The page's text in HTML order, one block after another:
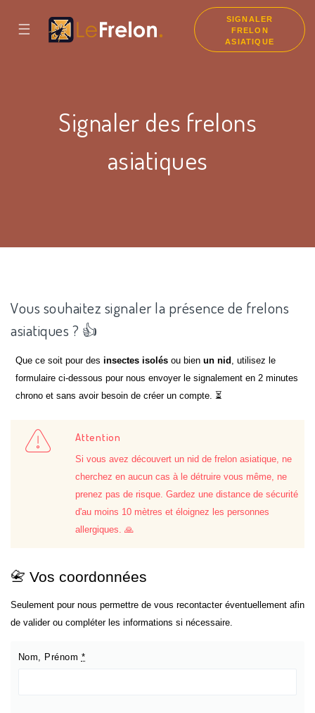
☰
SIGNALER
FRELON
ASIATIQUE
Signaler des frelons
asiatiques
Vous souhaitez signaler la présence de frelons
asiatiques ? 👍
Que ce soit pour desinsectes isolés ou bienun nid , utilisez le
formulaire ci-dessous pour nous envoyer le signalement en 2 minutes
chrono et sans avoir besoin de créer un compte. ⏳
Attention
Si vous avez découvert un nid de frelon asiatique, ne
cherchez en aucun cas à le détruire vous même, ne
prenez pas de risque. Gardez une distance de sécurité
d'au moins 10 mètres et éloignez les personnes
allergiques. 🙏
📇 Vos coordonnées
Seulement pour nous permettre de vous recontacter éventuellement afin
de valider ou compléter les informations si nécessaire.
Nom, Prénom *